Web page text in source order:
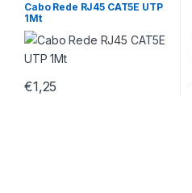
Cabo Rede RJ45 CAT5E UTP
1Mt
€1,25